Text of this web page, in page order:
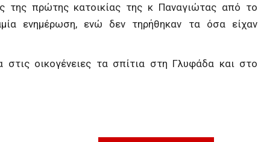
της πρώτης κατοικίας της κ Παναγιώτας από το
ενημέρωση, ενώ δεν τηρήθηκαν τα όσα είχαν
οικογένειες τα σπίτια στη Γλυφάδα και στο